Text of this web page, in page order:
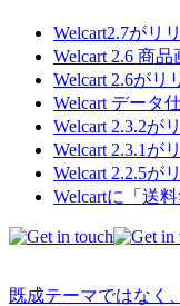
Welcart2.7がリ
Welcart 2.6 商
Welcart 2.6がリ
Welcart データ
Welcart 2.3.2が
Welcart 2.3.1が
Welcart 2.2.5が
Welcartに「送
既成テーマではなく